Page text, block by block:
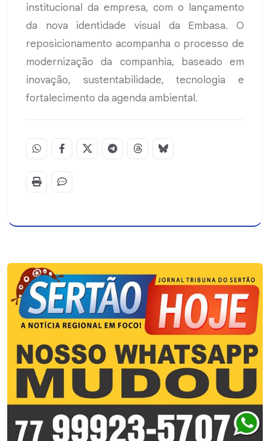
institucional da empresa, com o lançamento
da nova identidade visual da Embasa. O
reposicionamento acompanha o processo de
modernização da companhia, baseado em
inovação, sustentabilidade, tecnologia e
fortalecimento da agenda ambiental.